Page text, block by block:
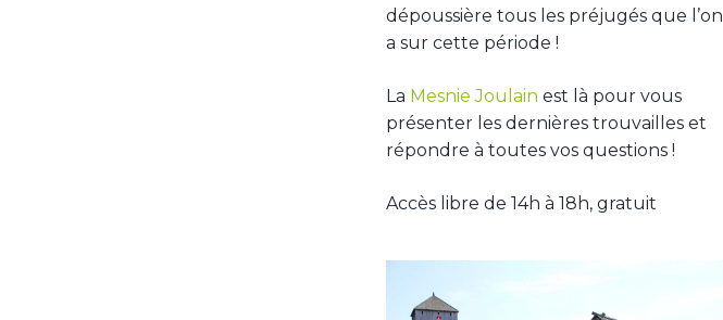
dépoussière tous les préjugés que l’on
a sur cette période !
La Mesnie Joulain est là pour vous
présenter les dernières trouvailles et
répondre à toutes vos questions !
Accès libre de 14h à 18h, gratuit